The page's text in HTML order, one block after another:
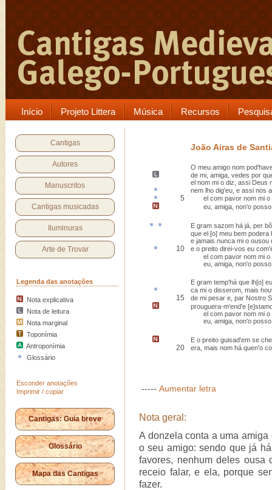
Início Projeto Littera Música Recursos
Cantigas
Autores
Manuscritos
Cantigas musicadas
Iluminuras
Arte de Trovar
Legenda das anotações
Nota explicativa
Nota de leitura
Nota marginal
Toponímia
Antroponímia
Glossário
Esconder anotações
Imprimir / copiar
Cantigas: Guia breve
Glossário
Mapa das Cantigas
João Airas de
O meu amigo nom
de mi, amiga , vedes por
el nom mi o diz, assi Deus
nem lho dig'eu, e assi nos
5
el com pavor nom mi o
eu, amiga, non'o
E gram sazom há já, per
que el [o] meu bem podera
e jamais nunca mi o ousou
10 e o preito direi-vos eu
el com pavor nom mi o
eu, amiga, non'o posso
E gram temp'há que lh[o]
ca mi o disserom, mais
15
de mi pesar e, par Nostro
prouguera-m'end'e
el com pavor nom mi o
eu, amiga, non'o posso
E o preito guisad'em se
20 era , mais nom há quen'o
----- Aumentar letra
Nota geral:
A donzela conta a uma
o seu amigo: sendo que já
favores, nenhum deles ousa
receio falar, e ela, porque
fazer.